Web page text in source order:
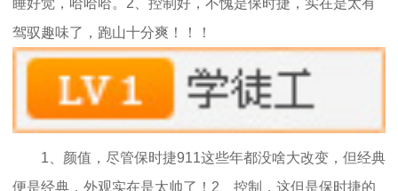
驾驭趣味了，跑山十分爽！！！
1、颜值，尽管保时捷911这些年都没啥大改变，但经典
便是经典，外观实在是太帅了！2、控制，这但是保时捷的